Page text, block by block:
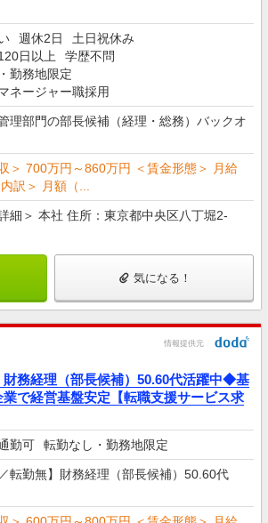
週休2日
土日祝休み
日以上
学歴不問
勤務地限定
ネージャー職採用
理部門の部長候補（経理・総務）バックオ
＞ 700万円～860万円 ＜賃金形態＞ 月給
訳＞ 月額（...
細＞ 本社 住所：東京都中央区八丁堀2-
気になる！
情報提供元
財務経理（部長候補）50.60代活躍中◆基
で経営基盤安定【転職支援サービス求
勤可 転勤なし・勤務地限定
／転勤無】財務経理（部長候補）50.60代